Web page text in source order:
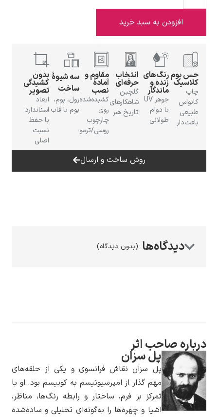
ادوارد هاپر
ادگار دگا
رامبرانت
پل سزان
افزودن به سبد خرید
حس بوم
کلاسیک
چاپ
کانواس
طبیعی
بافت‌دار
رنگ‌های
زنده و
ماندگار
جوهر UV
با دوام
طولانی
انتخاب
حرفه‌ای
گلچین
شاهکارهای
تاریخ هنر
مقاوم و
آمادهٔ
نصب
کشیده‌شده
روی
چارچوب
روسی/ترمو
سه شیوهٔ
ساخت
رول، بوم،
بوم با قاب
بدون
کشیدگی
تصویر
ابعاد
استاندارد
با حفظ
نسبت
اصلی
روش ساخت و ارسال
(بدون دیدگاه)
درباره صاحب اثر
پل سزان
پل سزان نقاش فرانسوی و یکی از حلقه‌های
مهم گذار از امپرسیونیسم به کوبیسم بود. او با
تمرکز بر فرم، ساختار و رابطه رنگ‌ها، مناظر،
اشیا و چهره‌ها را به‌گونه‌ای تحلیلی و ساده‌شده